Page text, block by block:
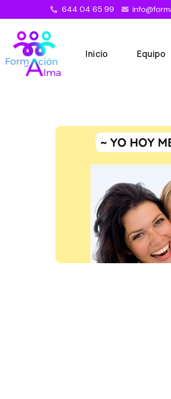
644 04 65 99
Inicio Equipo